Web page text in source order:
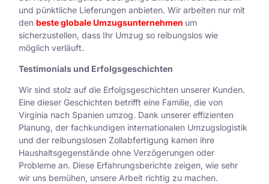
und pünktliche Lieferungen anbieten. Wir arbeiten nur mit
den beste globale Umzugsunternehmen um
sicherzustellen, dass Ihr Umzug so reibungslos wie
möglich verläuft.
Testimonials und Erfolgsgeschichten
Wir sind stolz auf die Erfolgsgeschichten unserer Kunden.
Eine dieser Geschichten betrifft eine Familie, die von
Virginia nach Spanien umzog. Dank unserer effizienten
Planung, der fachkundigen internationalen Umzugslogistik
und der reibungslosen Zollabfertigung kamen ihre
Haushaltsgegenstände ohne Verzögerungen oder
Probleme an. Diese Erfahrungsberichte zeigen, wie sehr
wir uns bemühen, unsere Arbeit richtig zu machen.